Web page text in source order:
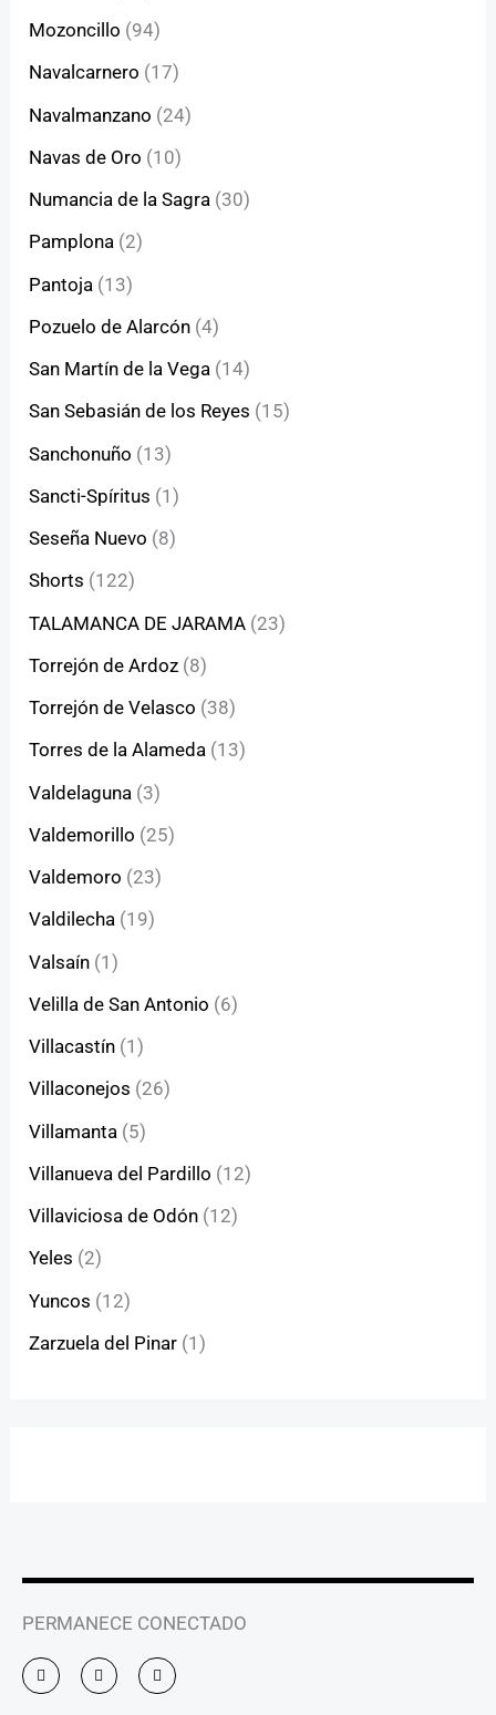
Mozoncillo (94)
Navalcarnero (17)
Navalmanzano (24)
Navas de Oro (10)
Numancia de la Sagra (30)
Pamplona (2)
Pantoja (13)
Pozuelo de Alarcón (4)
San Martín de la Vega (14)
San Sebasián de los Reyes (15)
Sanchonuño (13)
Sancti-Spíritus (1)
Seseña Nuevo (8)
Shorts (122)
TALAMANCA DE JARAMA (23)
Torrejón de Ardoz (8)
Torrejón de Velasco (38)
Torres de la Alameda (13)
Valdelaguna (3)
Valdemorillo (25)
Valdemoro (23)
Valdilecha (19)
Valsaín (1)
Velilla de San Antonio (6)
Villacastín (1)
Villaconejos (26)
Villamanta (5)
Villanueva del Pardillo (12)
Villaviciosa de Odón (12)
Yeles (2)
Yuncos (12)
Zarzuela del Pinar (1)
PERMANECE CONECTADO
I
n
s
F
a
c
Y
o
u